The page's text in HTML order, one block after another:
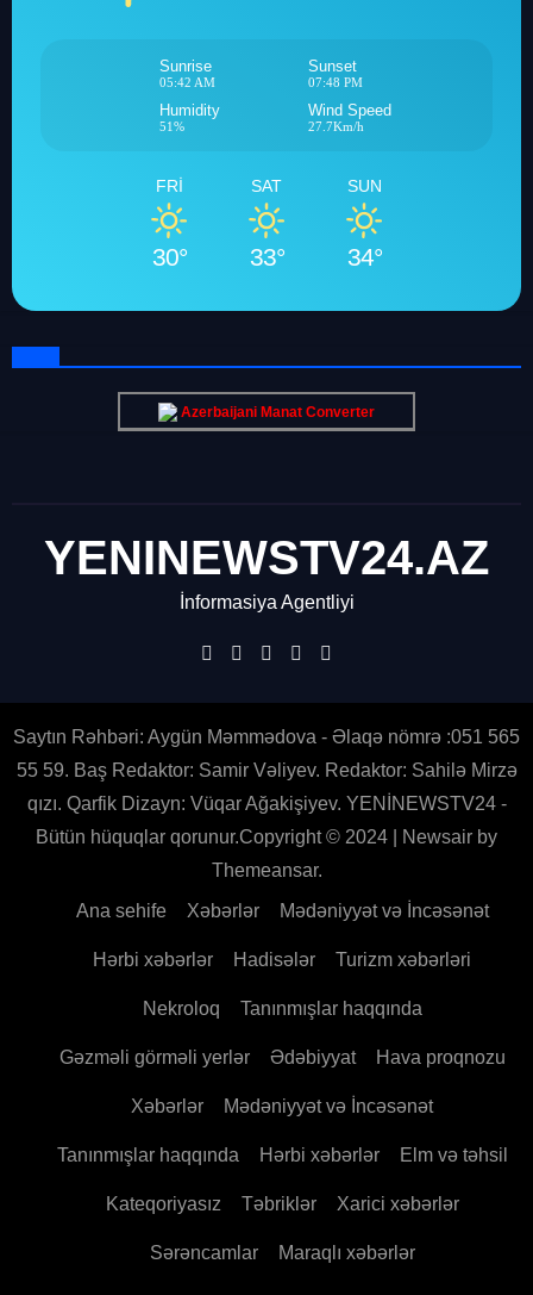
Sunrise
05:42 AM
Sunset
07:48 PM
Humidity
51%
Wind Speed
27.7Km/h
FRI
30°
SAT
33°
SUN
34°
Azerbaijani Manat Converter
YENINEWSTV24.AZ
İnformasiya Agentliyi
Saytın Rəhbəri: Aygün Məmmədova - Əlaqə nömrə :051 565
55 59. Baş Redaktor: Samir Vəliyev. Redaktor: Sahilə Mirzə
qızı. Qarfik Dizayn: Vüqar Ağakişiyev. YENİNEWSTV24 -
Bütün hüquqlar qorunur.Copyright © 2024
Newsair by
Themeansar.
Ana sehife Xəbərlər Mədəniyyət və İncəsənət
Hərbi xəbərlər Hadisələr Turizm xəbərləri
Nekroloq Tanınmışlar haqqında
Gəzməli görməli yerlər Ədəbiyyat Hava proqnozu
Xəbərlər Mədəniyyət və İncəsənət
Tanınmışlar haqqında Hərbi xəbərlər Elm və təhsil
Kateqoriyasız Təbriklər Xarici xəbərlər
Sərəncamlar Maraqlı xəbərlər